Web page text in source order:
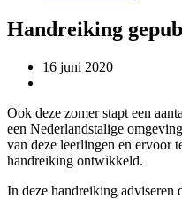
Handreiking
16 juni 2020
Ook deze zomer stapt een
een Nederlandstalige
van deze leerlingen en ervoor
handreiking ontwikkeld.
In deze handreiking adviseren